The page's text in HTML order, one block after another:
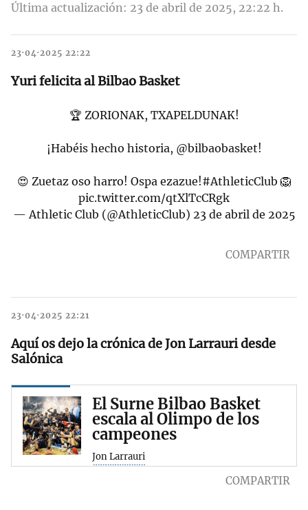
Última actualización: 23 de abril de 2025, 22:22 h.
23·04·2025 22:22
Yuri felicita al Bilbao Basket
🏆 ZORIONAK, TXAPELDUNAK!
¡Habéis hecho historia, @bilbaobasket!
😍 Zuetaz oso harro! Ospa ezazue!#AthleticClub 🦁
pic.twitter.com/qtXlTcCRgk
— Athletic Club (@AthleticClub) 23 de abril de 2025
COMPARTIR
23·04·2025 22:21
Aquí os dejo la crónica de Jon Larrauri desde
Salónica
El Surne Bilbao Basket
escala al Olimpo de los
campeones
Jon Larrauri
COMPARTIR